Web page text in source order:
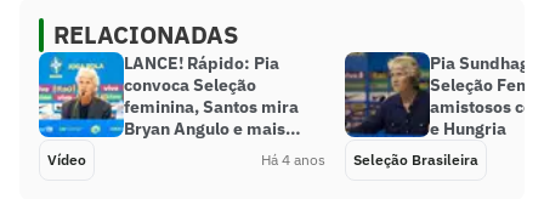
RELACIONADAS
LANCE! Rápido: Pia
convoca Seleção
feminina, Santos mira
Bryan Angulo e mais…
Vídeo Há 4 anos
Pia
Seleção
amistosos
e Hungria
Seleção Brasileira